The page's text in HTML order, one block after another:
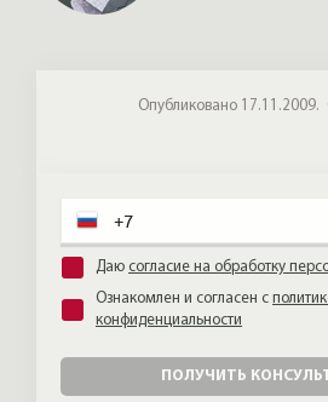
Опубликовано 17.11.2009.
Даю согласие на обработку
Ознакомлен и согласен с
конфиденциальности
ПОЛУЧИТЬ